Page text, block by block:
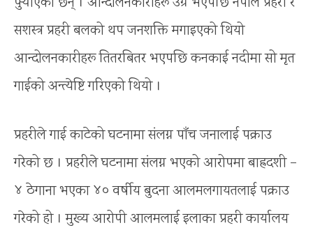
सशस्त्र प्रहरी बलको थप जनशक्ति मगाइएको थियो
आन्दोलनकारीहरू तितरबितर भएपछि कनकाई नदीमा सो मृत
गाईको अन्त्येष्टि गरिएको थियो ।
प्रहरीले गाई काटेको घटनामा संलग्न पाँच जनालाई पक्राउ
गरेको छ । प्रहरीले घटनामा संलग्न भएको आरोपमा बाह्रदशी –
४ ठेगाना भएका ४० वर्षीय बुदना आलमलगायतलाई पक्राउ
गरेको हो । मुख्य आरोपी आलमलाई इलाका प्रहरी कार्यालय